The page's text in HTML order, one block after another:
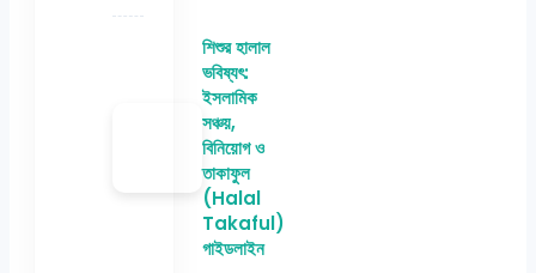
শিশুর হালাল
ভবিষ্যৎ:
ইসলামিক
সঞ্চয়,
বিনিয়োগ ও
তাকাফুল
(Halal
Takaful)
গাইডলাইন